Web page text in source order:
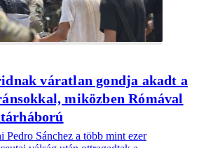
váratlan gondja akadt a
miközben Rómával
Pedro Sánchez a több mint ezer